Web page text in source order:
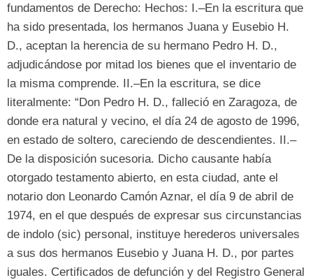
fundamentos de Derecho: Hechos: I.–En la escritura que
ha sido presentada, los hermanos Juana y Eusebio H.
D., aceptan la herencia de su hermano Pedro H. D.,
adjudicándose por mitad los bienes que el inventario de
la misma comprende. II.–En la escritura, se dice
literalmente: “Don Pedro H. D., falleció en Zaragoza, de
donde era natural y vecino, el día24 de agosto de 1996,
en estado de soltero, careciendo de descendientes. II.–
De la disposición sucesoria. Dicho causante había
otorgado testamento abierto, en esta ciudad, ante el
notario don Leonardo Camón Aznar, el día9 de abril de
1974, en el que después de expresar sus circunstancias
de indolo (sic) personal, instituye herederos universales
a sus dos hermanos Eusebio y Juana H. D., por partes
iguales. Certificados de defunción y del Registro General